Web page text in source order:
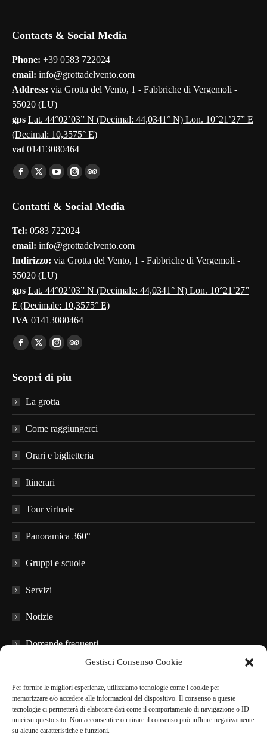
Gestisci Consenso Cookie
Per fornire le migliori esperienze, utilizziamo tecnologie come i cookie per
memorizzare e/o accedere alle informazioni del dispositivo. Il consenso a queste
tecnologie ci permetterà di elaborare dati come il comportamento di navigazione o ID
unici su questo sito. Non acconsentire o ritirare il consenso può influire negativamente
su alcune caratteristiche e funzioni.
Contacts & Social Media
Phone: +39 0583 722024
email: info@grottadelvento.com
Address: via Grotta del Vento, 1 - Fabbriche di Vergemoli -
55020 (LU)
gps Lat. 44°02’03” N (Decimal: 44,0341° N) Lon. 10°21’27” E
(Decimal: 10,3575° E)
vat 01413080464
Find us on:
Facebook
opens
in
new
window
X
opens
in
new
window
YouTube
opens
in
new
window
Instagram
opens
in
new
window
TripAdvisor
opens
new
window
Contatti & Social Media
Tel: 0583 722024
email: info@grottadelvento.com
Indirizzo: via Grotta del Vento, 1 - Fabbriche di Vergemoli -
55020 (LU)
gps Lat. 44°02’03” N (Decimale: 44,0341° N) Lon. 10°21’27”
E (Decimale: 10,3575° E)
IVA 01413080464
Find us on:
Facebook
opens
in
window
X
opens
window
Instagram
opens
window
TripAdvisor
window
Scopri di piu
La grotta
Come raggiungerci
Orari e biglietteria
Itinerari
Tour virtuale
Panoramica 360°
Gruppi e scuole
Servizi
Notizie
Domande frequenti
Audioguide
Nei dintorni